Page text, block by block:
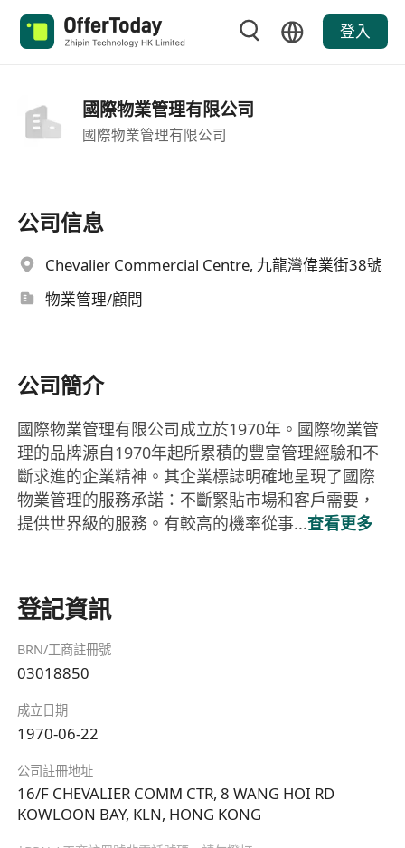
登入
國際物業管理有限公司
國際物業管理有限公司
公司信息
Chevalier Commercial Centre, 九龍灣偉業街38號
物業管理/顧問
公司簡介
國際物業管理有限公司成立於1970年。國際物業管
理的品牌源自1970年起所累積的豐富管理經驗和不
斷求進的企業精神。其企業標誌明確地呈現了國際
物業管理的服務承諾：不斷緊貼市場和客戶需要，
提供世界級的服務。有較高的機率從事...查看更多
登記資訊
BRN/工商註冊號
03018850
成立日期
1970-06-22
公司註冊地址
16/F CHEVALIER COMM CTR, 8 WANG HOI RD
KOWLOON BAY, KLN, HONG KONG